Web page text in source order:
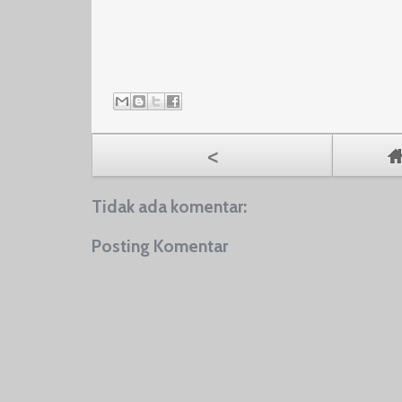
<
Tidak ada komentar:
Posting Komentar